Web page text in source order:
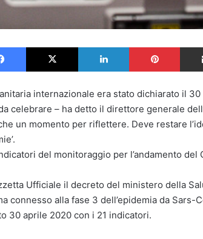
Facebook X LinkedIn
internazionale era stato dichiarato il
celebrare – ha detto il direttore generale
un momento per riflettere. Deve restare
del monitoraggio per l’andamento del
Ufficiale il decreto del ministero della
connesso alla fase 3 dell’epidemia da Sars-
30 aprile 2020 con i 21 indicatori.